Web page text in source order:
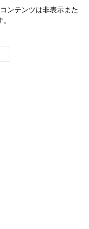
ンテンツは非表示また